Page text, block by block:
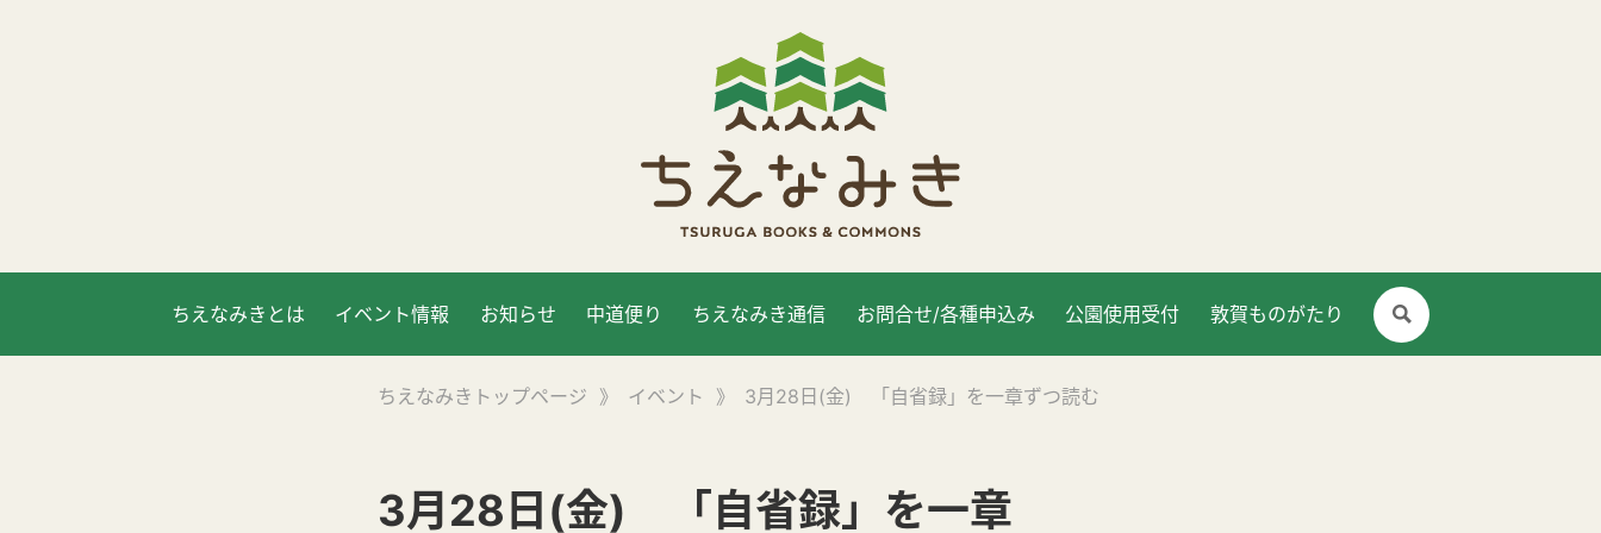
ちえなみきとは イベント情報 お知らせ 中道便り ちえなみき通信 お問合せ/各種申込み 公園使用受付 敦賀ものがたり
ちえなみきトップページ 》 イベント 》 3月28日(金) 「自省録」を一章ずつ読む
3月28日(金) 「自省録」を一章